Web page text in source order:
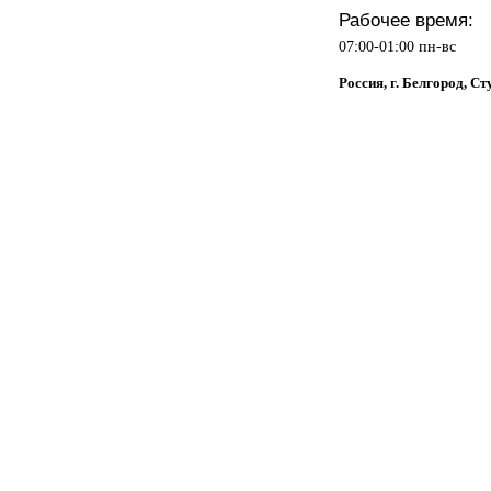
Рабочее время:
07:00-01:00 пн-вс
Россия, г. Белгород,